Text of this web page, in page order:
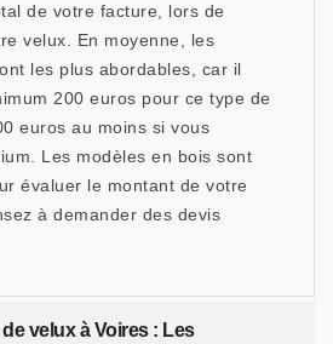
de votre facture, lors de
velux. En moyenne, les
les plus abordables, car il
200 euros pour ce type de
euros au moins si vous
Les modèles en bois sont
évaluer le montant de votre
à demander des devis
velux à Voires : Les